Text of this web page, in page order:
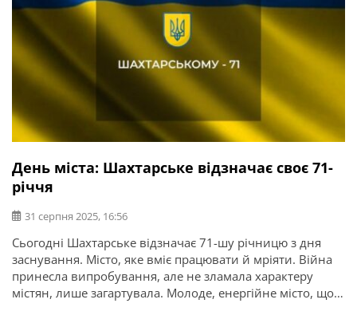
День міста: Шахтарське відзначає своє 71-
річчя
31 серпня 2025, 16:56
Сьогодні Шахтарське відзначає 71-шу річницю з дня
заснування. Місто, яке вміє працювати й мріяти. Війна
принесла випробування, але не зламала характеру
містян, лише загартувала. Молоде, енергійне місто, що